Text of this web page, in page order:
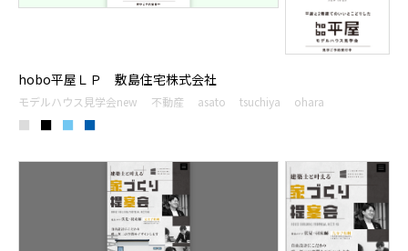
hobo平屋ＬＰ 敷島住宅株式会社
モデルハウス見学会new 不動産 asato tsuchiya ohara
■ ■ ■ ■